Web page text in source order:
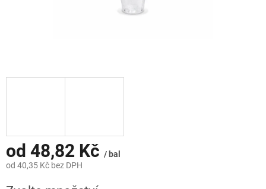
od 48,82 Kč / bal
od 40,35 Kč bez DPH